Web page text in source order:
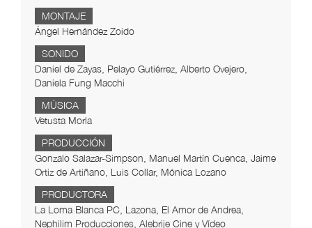
MONTAJE
Ángel Hernández Zoido
SONIDO
Daniel de Zayas, Pelayo Gutiérrez, Alberto Ovejero,
Daniela Fung Macchi
MÚSICA
Vetusta Morla
PRODUCCIÓN
Gonzalo Salazar-Simpson, Manuel Martín Cuenca, Jaime
Ortiz de Artiñano, Luis Collar, Mónica Lozano
PRODUCTORA
La Loma Blanca PC, Lazona, El Amor de Andrea,
Nephilim Producciones, Alebrije Cine y Vídeo